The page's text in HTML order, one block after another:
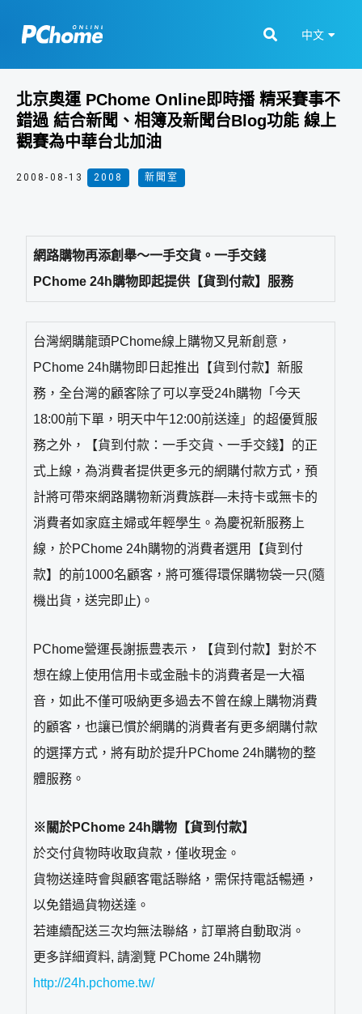
中文
北京奧運 PChome Online即時播 精采賽事不
錯過 結合新聞、相簿及新聞台Blog功能 線上
觀賽為中華台北加油
2008-08-13 2008 新聞室
網路購物再添創舉～一手交貨。一手交錢
PChome 24h購物即起提供【貨到付款】服務
台灣網購龍頭PChome線上購物又見新創意，
PChome 24h購物即日起推出【貨到付款】新服
務，全台灣的顧客除了可以享受24h購物「今天
18:00前下單，明天中午12:00前送達」的超優質服
務之外，【貨到付款：一手交貨、一手交錢】的正
式上線，為消費者提供更多元的網購付款方式，預
計將可帶來網路購物新消費族群—未持卡或無卡的
消費者如家庭主婦或年輕學生。為慶祝新服務上
線，於PChome 24h購物的消費者選用【貨到付
款】的前1000名顧客，將可獲得環保購物袋一只(隨
機出貨，送完即止)。
PChome營運長謝振豊表示，【貨到付款】對於不
想在線上使用信用卡或金融卡的消費者是一大福
音，如此不僅可吸納更多過去不曾在線上購物消費
的顧客，也讓已慣於網購的消費者有更多網購付款
的選擇方式，將有助於提升PChome 24h購物的整
體服務。
※關於PChome 24h購物【貨到付款】
於交付貨物時收取貨款，僅收現金。
貨物送達時會與顧客電話聯絡，需保持電話暢通，
以免錯過貨物送達。
若連續配送三次均無法聯絡，訂單將自動取消。
更多詳細資料, 請瀏覽 PChome 24h購物
http://24h.pchome.tw/